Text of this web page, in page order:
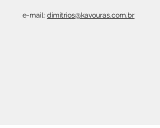
e-mail: dimitrios@kavouras.com.br